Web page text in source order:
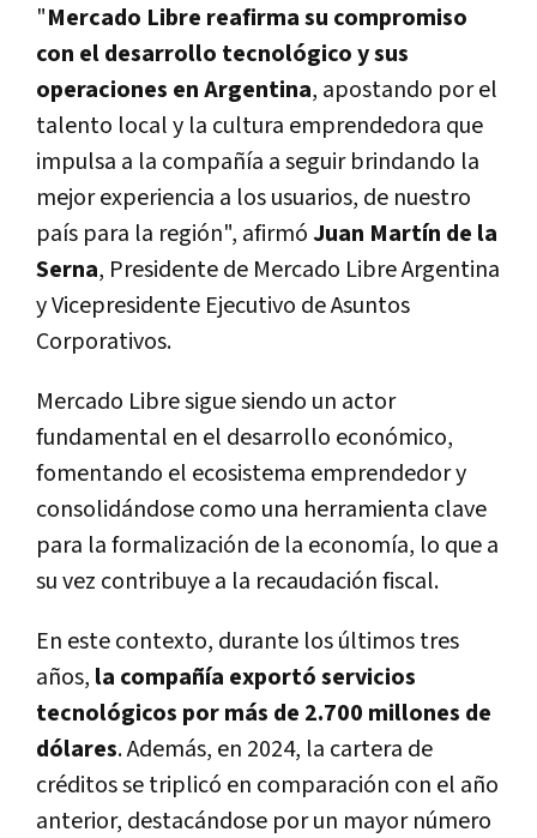
"Mercado Libre reafirma su compromiso
con el desarrollo tecnológico y sus
operaciones en Argentina, apostando por el
talento local y la cultura emprendedora que
impulsa a la compañía a seguir brindando la
mejor experiencia a los usuarios, de nuestro
país para la región", afirmóJuan Martín de la
Serna, Presidente de Mercado Libre Argentina
y Vicepresidente Ejecutivo de Asuntos
Corporativos.
Mercado Libre sigue siendo un actor
fundamental en el desarrollo económico,
fomentando el ecosistema emprendedor y
consolidándose como una herramienta clave
para la formalización de la economía, lo que a
su vez contribuye a la recaudación fiscal.
En este contexto, durante los últimos tres
años, la compañía exportó servicios
tecnológicos por más de 2.700 millones de
dólares. Además, en 2024, la cartera de
créditos se triplicó en comparación con el año
anterior, destacándose por un mayor número